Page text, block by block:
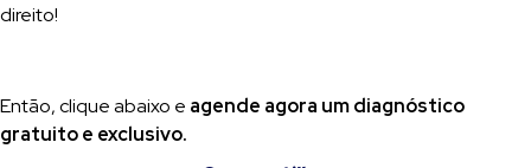
direito!
Então, clique abaixo e agende agora um diagnóstico
gratuito e exclusivo.